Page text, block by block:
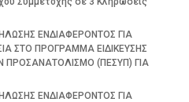
ΕΝΔΙΑΦΕΡΟΝΤΟΣ ΓΙΑ
ΣΤΟ ΠΡΟΓΡΑΜΜΑ ΕΙΔΙΚΕΥΣΗΣ
ΠΡΟΣΑΝΑΤΟΛΙΣΜΟ (ΠΕΣΥΠ) ΓΙΑ
ΕΝΔΙΑΦΕΡΟΝΤΟΣ ΓΙΑ